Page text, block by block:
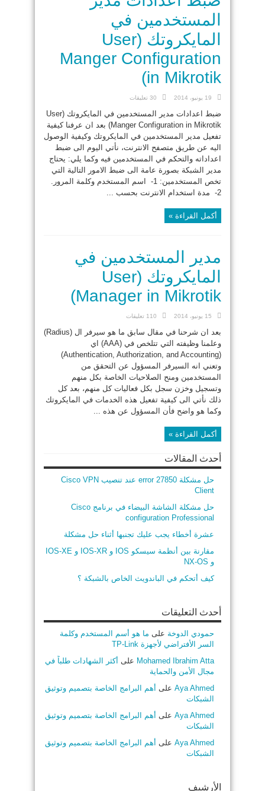
المستخدمين في
المايكروتك (User
Manger Configuration
in Mikrotik)
19 يونيو، 2014 30 تعليقات
ضبط اعدادات مدير المستخدمين في المايكروتك (User
Manger Configuration in Mikrotik) بعد ان عرفنا كيفية
تفعيل مدير المستخدمين في المايكروتك وكيفية الوصول
اليه عن طريق متصفح الانترنت، نأتي اليوم الى ضبط
اعداداته والتحكم في المستخدمين فيه وكما يلي: يحتاج
مدير الشبكة بصورة عامة الى ضبط الامور التالية التي
تخص المستخدمين: 1- اسم المستخدم وكلمة المرور.
2- مدة استخدام الانترنت بحسب ...
أكمل القراءة »
مدير المستخدمين في
المايكروتك (User
Manager in Mikrotik)
15 يونيو، 2014 110 تعليقات
بعد ان شرحنا في مقال سابق ما هو سيرفر ال (Radius)
وعلمنا وظيفته التي تتلخص في (AAA) اي
(Authentication, Authorization, and Accounting)
وتعني انه السيرفر المسؤول عن التحقق من
المستخدمين ومنح الصلاحيات الخاصة بكل منهم
وتسجيل وخزن سجل بكل فعاليات كل منهم، بعد كل
ذلك نأتي الى كيفية تفعيل هذه الخدمات في المايكروتك
وكما هو واضح فأن المسؤول عن هذه ...
أكمل القراءة »
أحدث المقالات
حل مشكلة error 27850 عند تنصيب Cisco VPN
Client
حل مشكلة الشاشة البيضاء في برنامج Cisco
configuration Professional
عشرة أخطاء يجب عليك تجنبها أثناء حل مشكلة
مقارنة بين أنظمة سيسكو IOS و IOS-XR و IOS-XE
و NX-OS
كيف أتحكم في الباندويث الخاص بالشبكة ؟
أحدث التعليقات
حمودي الدوخة على ما هو أسم المستخدم وكلمة
السر الأفتراضي لأجهزة TP-Link
Mohamed Ibrahim Atta على أكثر الشهادات طلباً في
مجال الأمن والحماية
Aya Ahmed على أهم البرامج الخاصة بتصميم وتوثيق
الشبكات
Aya Ahmed على أهم البرامج الخاصة بتصميم وتوثيق
الشبكات
Aya Ahmed على أهم البرامج الخاصة بتصميم وتوثيق
الشبكات
الأرشيف